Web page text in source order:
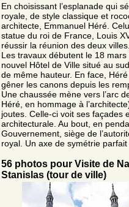
En choisissant l’esplanade qui
royale, de style classique et
architecte, Emmanuel Héré.
statue du roi de France, Louis
réussir la réunion des deux villes.
Les travaux débutent le 18
nouvel Hôtel de Ville situé au
de même hauteur. En face,
gêner les canons depuis les
Une chaussée mène vers l’arc
Héré, en hommage à
joutes. Celle-ci voit ses façades
architecturale. Au bout, en
Gouvernement, siège de
royal. Un axe de symétrie
56 photos pour Visite de
Stanislas (tour de ville)